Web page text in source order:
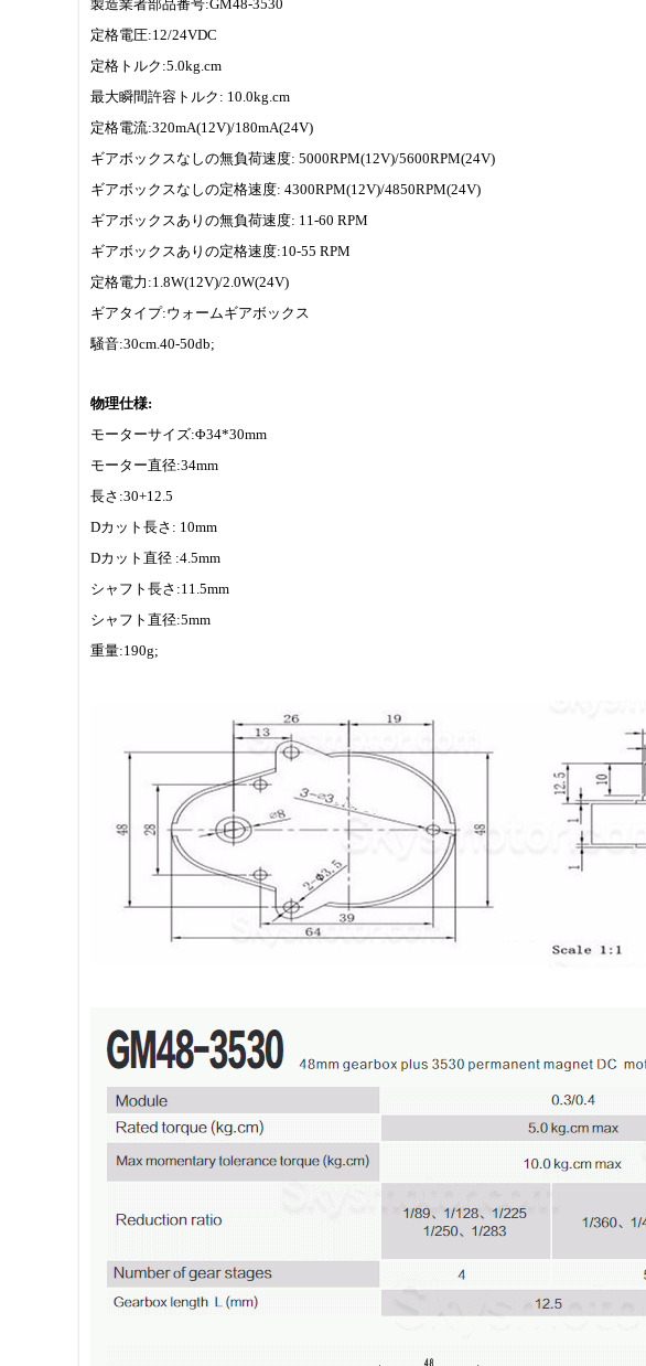
製造業者部品番号:GM48-3530
定格電圧:12/24VDC
定格トルク:5.0kg.cm
最大瞬間許容トルク: 10.0kg.cm
定格電流:320mA(12V)/180mA(24V)
ギアボックスなしの無負荷速度: 5000RPM(12V)/5600RPM(24V)
ギアボックスなしの定格速度: 4300RPM(12V)/4850RPM(24V)
ギアボックスありの無負荷速度: 11-60 RPM
ギアボックスありの定格速度:10-55 RPM
定格電力:1.8W(12V)/2.0W(24V)
ギアタイプ:ウォームギアボックス
騒音:30cm.40-50db;
物理仕様:
モーターサイズ:Φ34*30mm
モーター直径:34mm
長さ:30+12.5
Dカット長さ: 10mm
Dカット直径 :4.5mm
シャフト長さ:11.5mm
シャフト直径:5mm
重量:190g;